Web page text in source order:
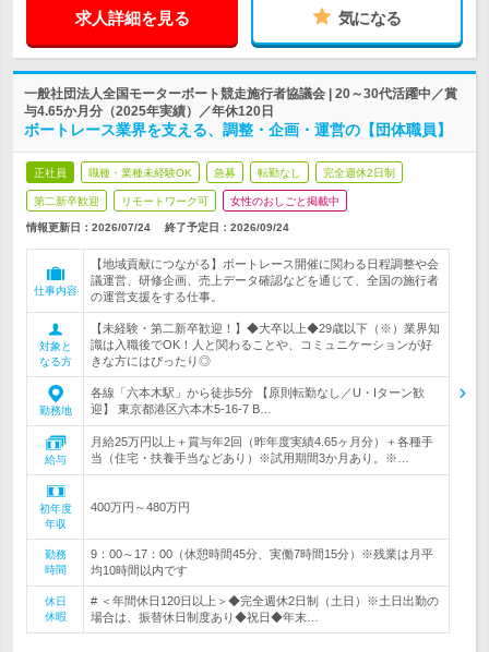
求人詳細を見る 気になる
一般社団法人全国モーターボート競走施行者協議会 | 20～30代活躍中／賞
与4.65か月分（2025年実績）／年休120日
ボートレース業界を支える、調整・企画・運営の【団体職員】
正社員 職種・業種未経験OK 急募 転勤なし 完全週休2日制
第二新卒歓迎 リモートワーク可 女性のおしごと掲載中
情報更新日：2026/07/24 終了予定日： 2026/09/24
仕事内容
【地域貢献につながる】ボートレース開催に関わる日程調整や会
議運営、研修企画、売上データ確認などを通じて、全国の施行者
の運営支援をする仕事。
対象と
なる方
【未経験・第二新卒歓迎！】◆大卒以上◆29歳以下（※）業界知
識は入職後でOK！人と関わることや、コミュニケーションが好
きな方にはぴったり◎
勤務地
各線「六本木駅」から徒歩5分 【原則転勤なし／U・Iターン歓
迎】 東京都港区六本木5-16-7 B…
給与
月給25万円以上＋賞与年2回（昨年度実績4.65ヶ月分）＋各種手
当（住宅・扶養手当などあり）※試用期間3か月あり。※…
初年度
年収
400万円～480万円
勤務
時間
9：00～17：00（休憩時間45分、実働7時間15分）※残業は月平
均10時間以内です
休日
休暇
# ＜年間休日120日以上＞◆完全週休2日制（土日）※土日出勤の
場合は、振替休日制度あり◆祝日◆年末…